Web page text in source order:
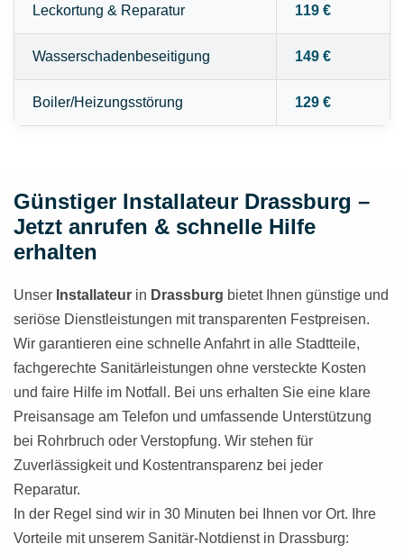
Leckortung & Reparatur 119 €
Wasserschadenbeseitigung 149 €
Boiler/Heizungsstörung 129 €
Günstiger Installateur Drassburg –
Jetzt anrufen & schnelle Hilfe
erhalten
Unser Installateur in Drassburg bietet Ihnen günstige und
seriöse Dienstleistungen mit transparenten Festpreisen.
Wir garantieren eine schnelle Anfahrt in alle Stadtteile,
fachgerechte Sanitärleistungen ohne versteckte Kosten
und faire Hilfe im Notfall. Bei uns erhalten Sie eine klare
Preisansage am Telefon und umfassende Unterstützung
bei Rohrbruch oder Verstopfung. Wir stehen für
Zuverlässigkeit und Kostentransparenz bei jeder
Reparatur.
In der Regel sind wir in 30 Minuten bei Ihnen vor Ort. Ihre
Vorteile mit unserem Sanitär-Notdienst in Drassburg: